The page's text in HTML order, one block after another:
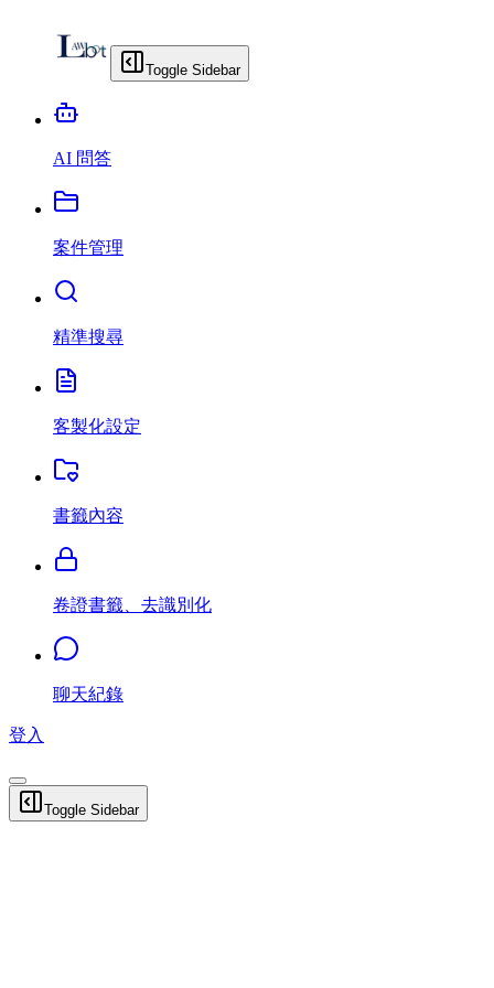
Toggle Sidebar
AI 問答
案件管理
精準搜尋
客製化設定
書籤內容
卷證書籤、去識別化
聊天紀錄
登入
Toggle Sidebar